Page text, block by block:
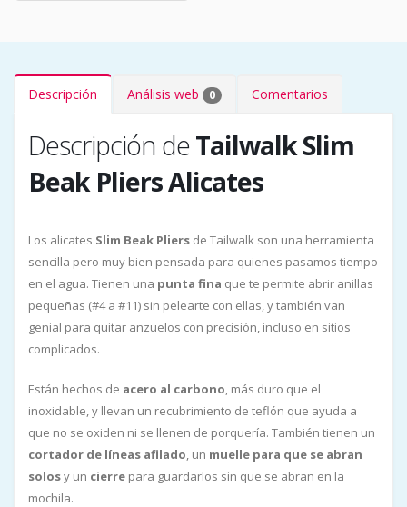
Descripción Análisis web 0 Comentarios
Descripción deTailwalk Slim
Beak Pliers Alicates
Los alicates Slim Beak Pliers de Tailwalk son una herramienta
sencilla pero muy bien pensada para quienes pasamos tiempo
en el agua. Tienen una punta fina que te permite abrir anillas
pequeñas (#4 a #11) sin pelearte con ellas, y también van
genial para quitar anzuelos con precisión, incluso en sitios
complicados.
Están hechos de acero al carbono, más duro que el
inoxidable, y llevan un recubrimiento de teflón que ayuda a
que no se oxiden ni se llenen de porquería. También tienen un
cortador de líneas afilado, un muelle para que se abran
solosy un cierre para guardarlos sin que se abran en la
mochila.